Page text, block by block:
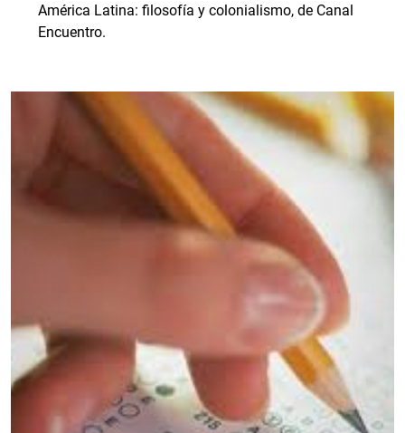
América Latina: filosofía y colonialismo, de Canal
Encuentro.